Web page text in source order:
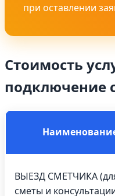
при оставлении
Стоимость
подключение
ВЫЕЗД СМЕТЧИКА
сметы и